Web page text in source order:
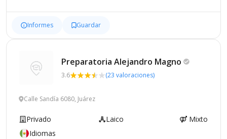
Informes Guardar
Preparatoria Alejandro Magno
3.6 (23 valoraciones)
Calle Sandía 6080, Juárez
Privado Laico
Mixto
Idiomas